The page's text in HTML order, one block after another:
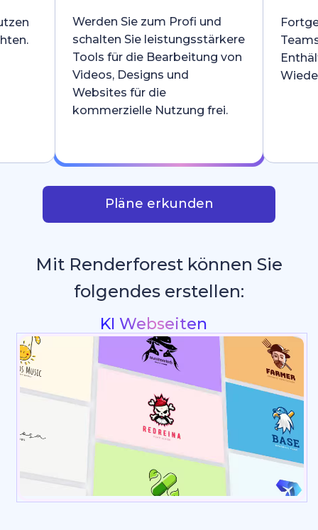
Werden Sie zum Profi und
schalten Sie leistungsstärkere
Tools für die Bearbeitung von
Videos, Designs und
Websites für die
kommerzielle Nutzung frei.
Pläne erkunden
Mit Renderforest können Sie
folgendes erstellen:
Intros & Logo Animation